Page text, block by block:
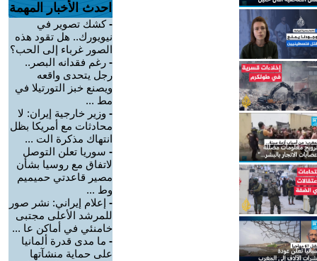
احدث الأخبار المهمة
-كشك تصوير في
نيويورك.. هل تقود هذه
الصور غرباء إلى الحب؟
- رغم فقدانه البصر..
رجل يتحدى واقعه
ويصنع خبز التورتيلا في
مط ...
- وزير خارجية إيران: لا
محادثات مع أمريكا بظل
انتهاك مذكرة الت ...
- سوريا تعلن التوصل
لاتفاق مع روسيا بشأن
مصير قاعدتي حميميم
وط ...
- إعلام إيراني: نشر صور
للمرشد الأعلى مجتبى
خامنئي في أماكن عا ...
- ما مدى قدرة ألمانيا
على حماية منشآتها